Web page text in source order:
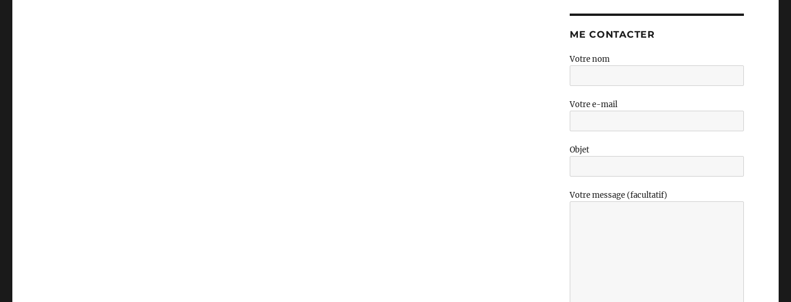
ME CONTACTER
Votre nom
Votre e-mail
Objet
Votre message (facultatif)